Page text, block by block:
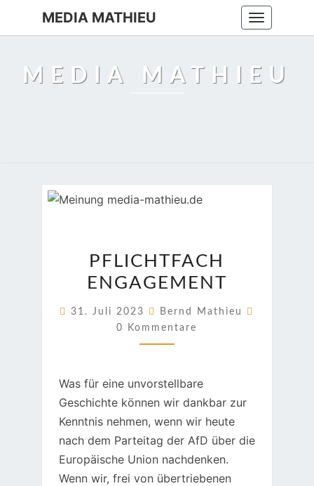
Toggle
navigation
MEDIA MATHIEU
MEDIA MATHIEU
ENGAGEMENT
PFLICHTFACH
ENGAGEMENT
31. Juli 2023 Bernd Mathieu
0 Kommentare
Was für eine unvorstellbare
Geschichte können wir dankbar zur
Kenntnis nehmen, wenn wir heute
nach dem Parteitag der AfD über die
Europäische Union nachdenken.
Wenn wir, frei von übertriebenen